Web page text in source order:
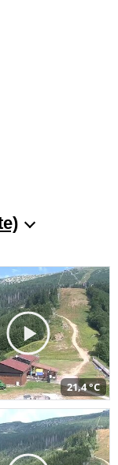
21,4 °C